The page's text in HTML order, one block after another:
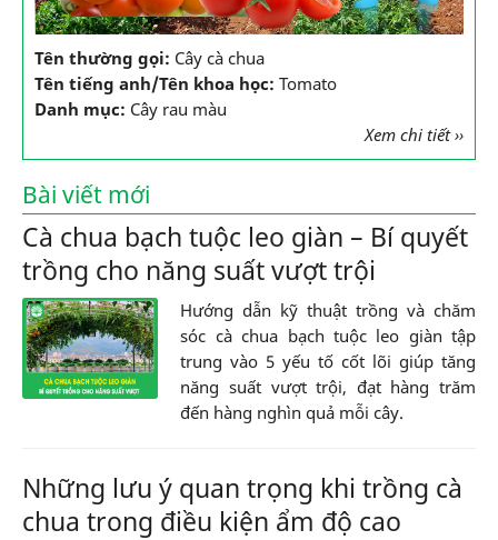
Tên thường gọi: Cây cà chua
Tên tiếng anh/Tên khoa học: Tomato
Danh mục: Cây rau màu
Xem chi tiết ››
Bài viết mới
Cà chua bạch tuộc leo giàn – Bí quyết
trồng cho năng suất vượt trội
Hướng dẫn kỹ thuật trồng và chăm
sóc cà chua bạch tuộc leo giàn tập
trung vào 5 yếu tố cốt lõi giúp tăng
năng suất vượt trội, đạt hàng trăm
đến hàng nghìn quả mỗi cây.
Những lưu ý quan trọng khi trồng cà
chua trong điều kiện ẩm độ cao